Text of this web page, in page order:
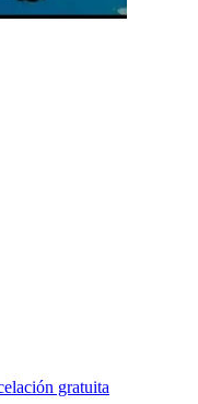
gratuita